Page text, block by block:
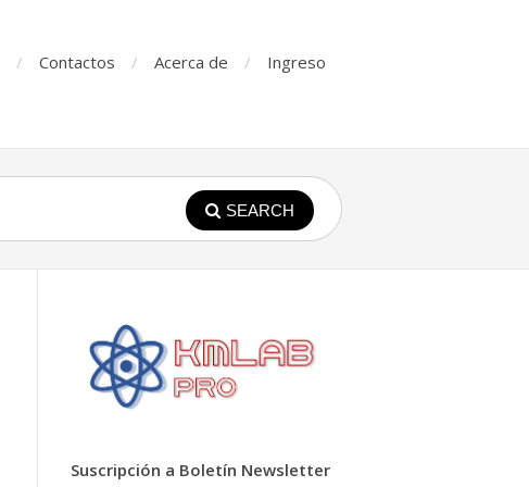
Contactos Acerca de Ingreso
SEARCH
Suscripción a Boletín Newsletter